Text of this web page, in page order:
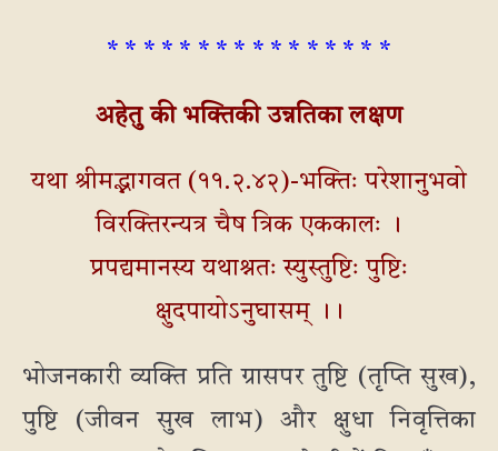
* * * * * * * * * * * * * * * *
अहेतु की भक्तिकी उन्नतिका लक्षण
यथा श्रीमद्भागवत (११.२.४२)-भक्तिः परेशानुभवो
विरक्तिरन्यत्र चैष त्रिक एककालः ।
प्रपद्यमानस्य यथाश्नतः स्युस्तुष्टिः पुष्टिः
क्षुदपायोऽनुघासम् ।।
भोजनकारी व्यक्ति प्रति ग्रासपर तुष्टि (तृप्ति सुख),
पुष्टि (जीवन सुख लाभ) और क्षुधा निवृत्तिका